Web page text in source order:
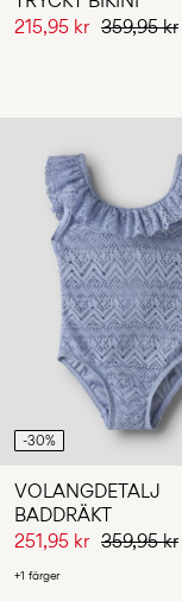
215,95 kr 359,95 kr
-30%
VOLANGDETALJ
BADDRÄKT
251,95 kr 359,95 kr
+1 färger